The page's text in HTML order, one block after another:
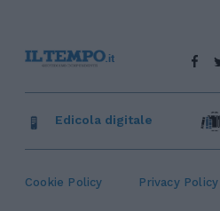
Cookie Policy Privacy Policy
Edicola digitale